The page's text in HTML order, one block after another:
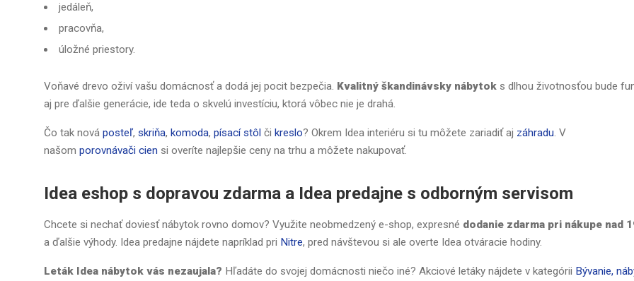
jedáleň,
pracovňa,
úložné priestory.
Voňavé drevo oživí vašu domácnosť a dodá jej pocit bezpečia. Kvalitný škandinávsky nábytok s dlhou životnosťou bude
aj pre ďalšie generácie, ide teda o skvelú investíciu, ktorá vôbec nie je drahá.
Čo tak nová posteľ, skriňa, komoda, písací stôl či kreslo? Okrem Idea interiéru si tu môžete zariadiť aj záhradu. V
našom porovnávači cien si overíte najlepšie ceny na trhu a môžete nakupovať.
Idea eshop s dopravou zdarma a Idea predajne s odborným servisom
Chcete si nechať doviesť nábytok rovno domov? Využite neobmedzený e-shop, expresné dodanie zdarma pri nákupe nad
a ďalšie výhody. Idea predajne nájdete napríklad pri Nitre, pred návštevou si ale overte Idea otváracie hodiny.
Leták Idea nábytok vás nezaujala? Hľadáte do svojej domácnosti niečo iné? Akciové letáky nájdete v kategórii Bývanie,